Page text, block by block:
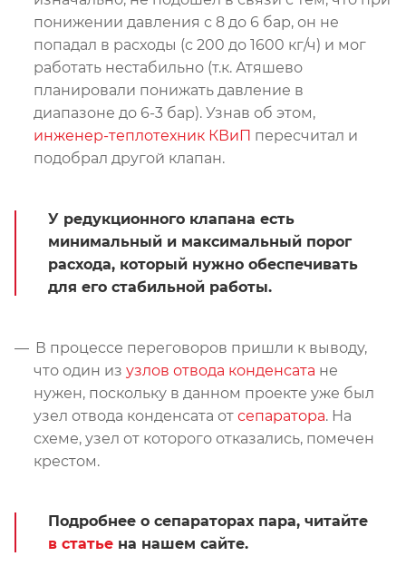
понижении давления с 8 до 6 бар, он не
попадал в расходы (с 200 до 1600 кг/ч) и мог
работать нестабильно (т.к. Атяшево
планировали понижать давление в
диапазоне до 6-3 бар). Узнав об этом,
инженер-теплотехник КВиП пересчитал и
подобрал другой клапан.
У редукционного клапана есть
минимальный и максимальный порог
расхода, который нужно обеспечивать
для его стабильной работы.
В процессе переговоров пришли к выводу,
что один из узлов отвода конденсата не
нужен, поскольку в данном проекте уже был
узел отвода конденсата от сепаратора. На
схеме, узел от которого отказались, помечен
крестом.
Подробнее о сепараторах пара, читайте
в статье на нашем сайте.